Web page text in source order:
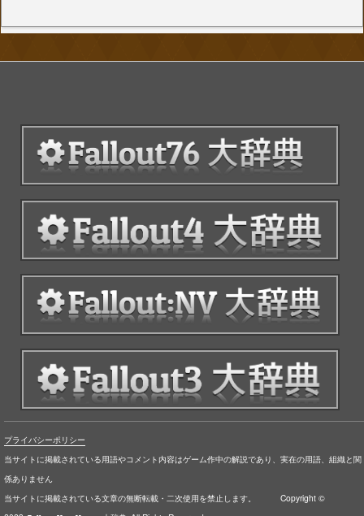
プライバシーポリシー
当サイトに掲載されている用語やコメント内容はゲーム作中の解説であり、実在の用語、組織と関
係ありません
当サイトに掲載されている文章の無断転載・二次使用を禁止します。 Copyright ©